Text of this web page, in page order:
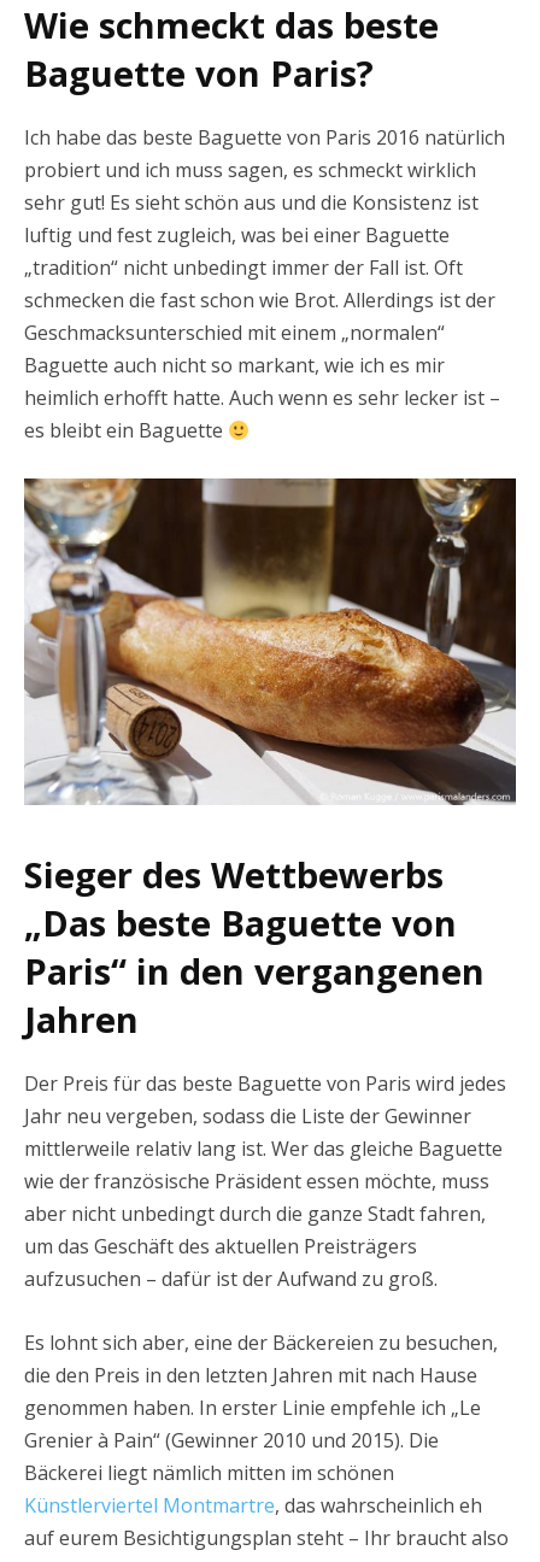
Wie schmeckt das beste
Baguette von Paris?
Ich habe das beste Baguette von Paris 2016 natürlich
probiert und ich muss sagen, es schmeckt wirklich
sehr gut! Es sieht schön aus und die Konsistenz ist
luftig und fest zugleich, was bei einer Baguette
„tradition“ nicht unbedingt immer der Fall ist. Oft
schmecken die fast schon wie Brot. Allerdings ist der
Geschmacksunterschied mit einem „normalen“
Baguette auch nicht so markant, wie ich es mir
heimlich erhofft hatte. Auch wenn es sehr lecker ist –
es bleibt ein Baguette
Sieger des Wettbewerbs
„Das beste Baguette von
Paris“ in den vergangenen
Jahren
Der Preis für das beste Baguette von Paris wird jedes
Jahr neu vergeben, sodass die Liste der Gewinner
mittlerweile relativ lang ist. Wer das gleiche Baguette
wie der französische Präsident essen möchte, muss
aber nicht unbedingt durch die ganze Stadt fahren,
um das Geschäft des aktuellen Preisträgers
aufzusuchen – dafür ist der Aufwand zu groß.
Es lohnt sich aber, eine der Bäckereien zu besuchen,
die den Preis in den letzten Jahren mit nach Hause
genommen haben. In erster Linie empfehle ich „Le
Grenier à Pain“ (Gewinner 2010 und 2015). Die
Bäckerei liegt nämlich mitten im schönen
Künstlerviertel Montmartre, das wahrscheinlich eh
auf eurem Besichtigungsplan steht – Ihr braucht also